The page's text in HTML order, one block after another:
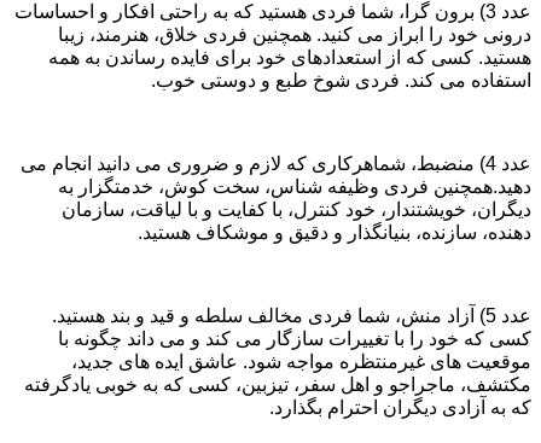
عدد 3) برون گرا، شما فردی هستید که به راحتی افکار و احساسات
درونی خود را ابراز می کنید. همچنین فردی خلاق، هنرمند، زیبا
هستید. کسی که از استعدادهای خود برای فایده رساندن به همه
استفاده می کند. فردی شوخ طبع و دوستی خوب.
عدد 4) منضبط، شماهرکاری که لازم و ضروری می دانید انجام می
دهید.همچنین فردی وظیفه شناس، سخت کوش، خدمتگزار به
دیگران، خویشتندار، خود کنترل، با کفایت و با لیاقت، سازمان
دهنده، سازنده، بنیانگذار و دقیق و موشکاف هستید.
عدد 5) آزاد منش، شما فردی مخالف سلطه و قید و بند هستید.
کسی که خود را با تغییرات سازگار می کند و می داند چگونه با
موقعیت های غیرمنتظره مواجه شود. عاشق ایده های جدید،
مکتشف، ماجراجو و اهل سفر، تیزبین، کسی که به خوبی یادگرفته
که به آزادی دیگران احترام بگذارد.